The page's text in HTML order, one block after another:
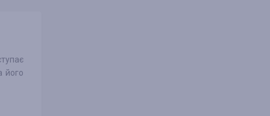
його